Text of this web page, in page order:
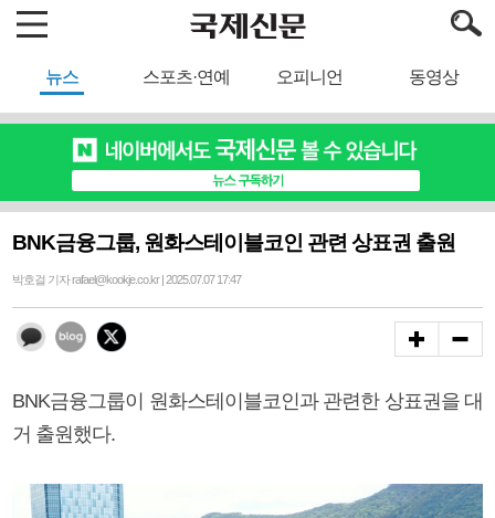
뉴스 스포츠·연예 오피니언 동영상
BNK금융그룹, 원화스테이블코인 관련 상표권 출원
박호걸 기자 rafael@kookje.co.kr | 2025.07.07 17:47
BNK금융그룹이 원화스테이블코인과 관련한 상표권을 대
거 출원했다.